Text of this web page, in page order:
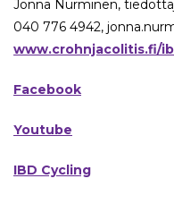
Jonna Nurminen,
040 776 4942,
www.crohnjacolitis.fi/
Facebook
Youtube
IBD Cycling